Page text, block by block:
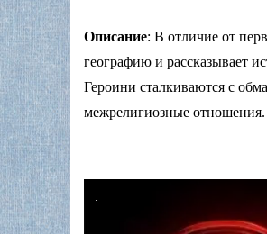
Описание: В отличие от
географию и рассказывает
Героини сталкиваются с
межрелигиозные отношения.